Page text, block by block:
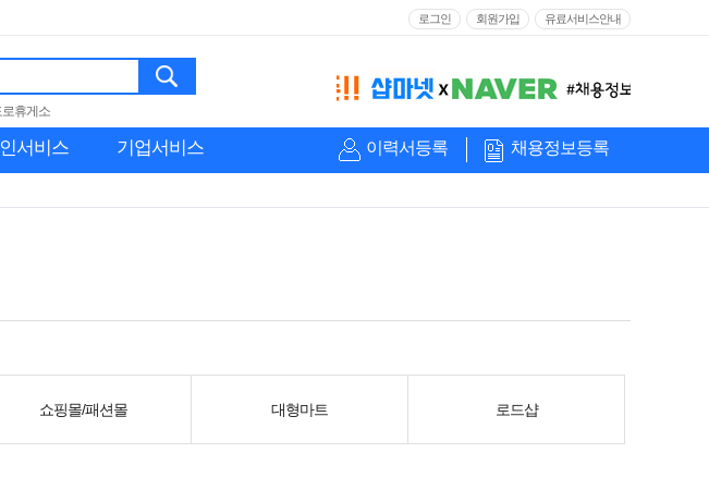
로그인 회원가입 유료서비스안내
휴게소
서비스 기업서비스 이력서등록 채용정보등록
쇼핑몰/패션몰 대형마트 로드샵